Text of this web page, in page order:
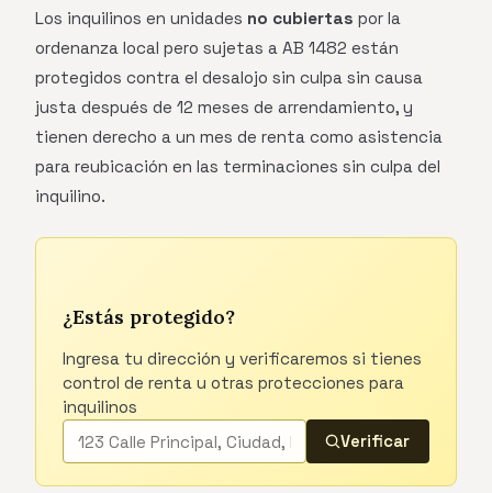
Los inquilinos en unidades no cubiertas por la
ordenanza local pero sujetas a AB 1482 están
protegidos contra el desalojo sin culpa sin causa
justa después de 12 meses de arrendamiento, y
tienen derecho a un mes de renta como asistencia
para reubicación en las terminaciones sin culpa del
inquilino.
¿Estás protegido?
Ingresa tu dirección y verificaremos si tienes
control de renta u otras protecciones para
inquilinos
Verificar